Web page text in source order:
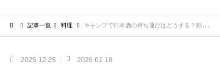
記事一覧 料理 キャンプで日本酒の持ち運びはどうする？割れない容器で安全に楽しむ
2025.12.25 2026.01.18